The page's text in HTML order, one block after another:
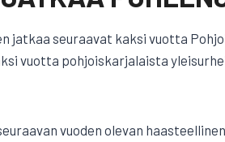
jatkaa seuraavat kaksi vuotta
vuotta pohjoiskarjalaista
vuoden olevan